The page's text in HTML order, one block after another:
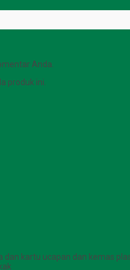
Anda.
produk ini.
dan kartu ucapan dan kemas
kak